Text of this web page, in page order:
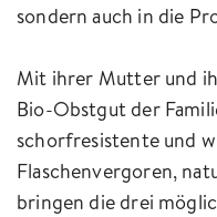
sondern auch in die
Mit ihrer Mutter und
Bio-Obstgut der
schorfresistente und
Flaschenvergoren,
bringen die drei